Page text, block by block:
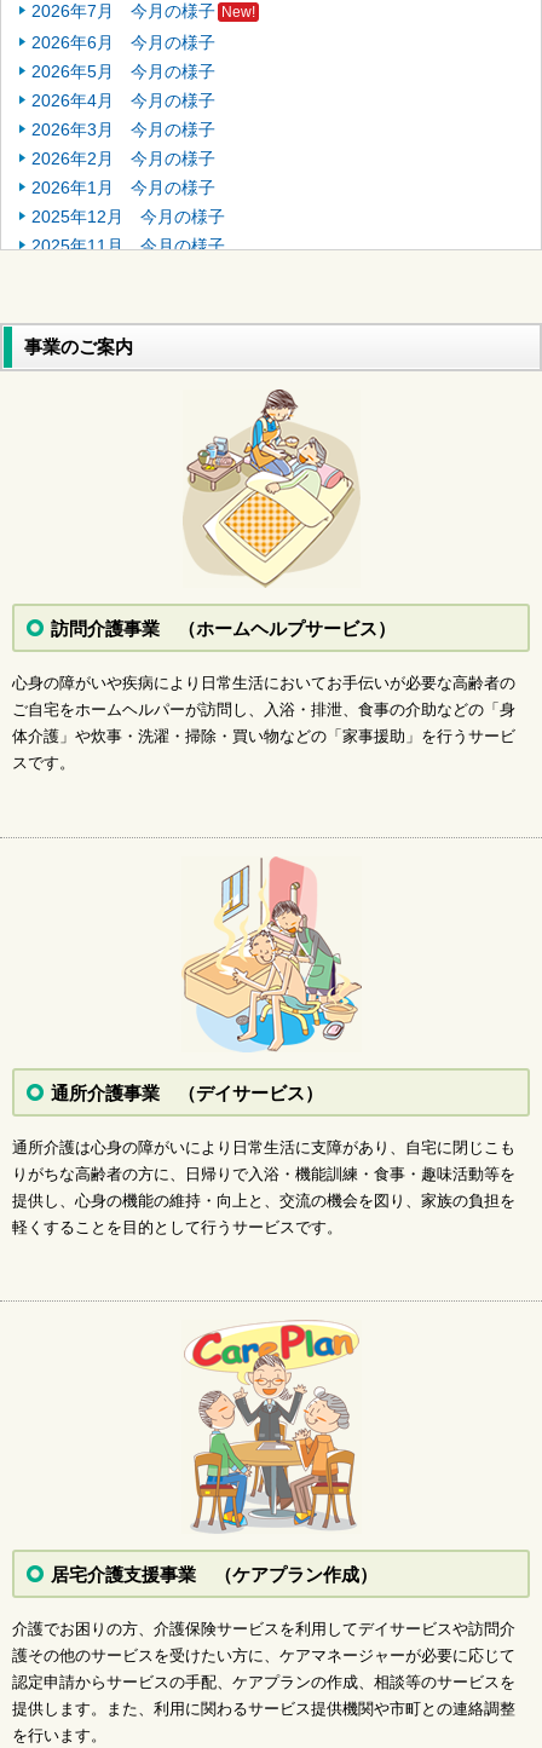
2026年7月 今月の様子 New!
2026年6月 今月の様子
2026年5月 今月の様子
2026年4月 今月の様子
2026年3月 今月の様子
2026年2月 今月の様子
2026年1月 今月の様子
2025年12月 今月の様子
2025年11月 今月の様子
2025年8月 今月の様子
2025年7月 今月の様子
2025年4月 今月の様子
2025年3月 今月の様子
2025年2月 今月の様子
2025年1月 今月の様子
2024年12月 今月の様子
2024年10月 今月の様子
2024年9月 今月の様子
2024年8月 今月の様子
2024年7月 今月の様子
2024年6月 今月の様子
2024年5月 今月の様子
2023年12月 今月の様子
2023年11月 今月の様子
2023年10月 今月の様子
2023年9月 今月の様子
2023年8月 今月の様子
2023年6月 今月の様子
2023年5月 今月の様子
2023年4月 今月の様子
2023年3月 今月の様子
2023年2月 今月の様子
2023年1月 今月の様子
2022年9月 今月の様子
2022年7月 今月の様子
2022年6月 今月の様子
2022年5月 今月の様子
2022年4月 今月の様子
2022年3月 今月の様子
2022年2月 今月の様子
2022年1月 今月の様子
2021年11月 今月の様子
2021年10月 今月の様子
2021年9月 今月の様子
2021年8月 今月の様子
事業のご案内
訪問介護事業 （ホームヘルプサービス）
心身の障がいや疾病により日常生活においてお手伝いが必要な高齢者の
ご自宅をホームヘルパーが訪問し、入浴・排泄、食事の介助などの「身
体介護」や炊事・洗濯・掃除・買い物などの「家事援助」を行うサービ
スです。
通所介護事業 （デイサービス）
通所介護は心身の障がいにより日常生活に支障があり、自宅に閉じこも
りがちな高齢者の方に、日帰りで入浴・機能訓練・食事・趣味活動等を
提供し、心身の機能の維持・向上と、交流の機会を図り、家族の負担を
軽くすることを目的として行うサービスです。
居宅介護支援事業 （ケアプラン作成）
介護でお困りの方、介護保険サービスを利用してデイサービスや訪問介
護その他のサービスを受けたい方に、ケアマネージャーが必要に応じて
認定申請からサービスの手配、ケアプランの作成、相談等のサービスを
提供します。また、利用に関わるサービス提供機関や市町との連絡調整
を行います。